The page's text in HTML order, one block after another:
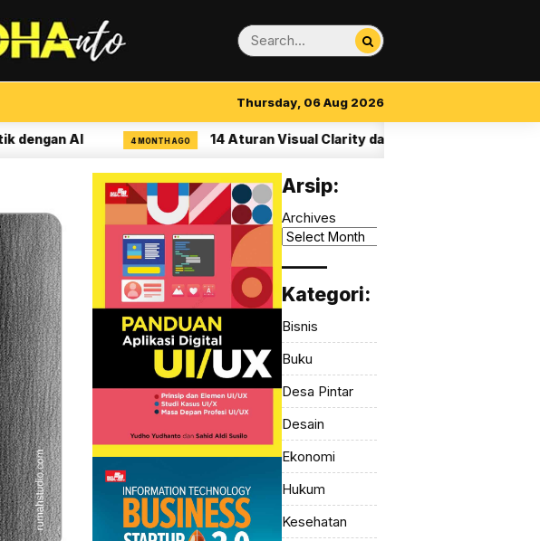
Thursday, 06 Aug 2026
AI 4 MONTH AGO 14 Aturan Visual Clarity dalam UI/UX
Arsip:
Archives
Kategori:
Bisnis
Buku
Desa Pintar
Desain
Ekonomi
Hukum
Kesehatan